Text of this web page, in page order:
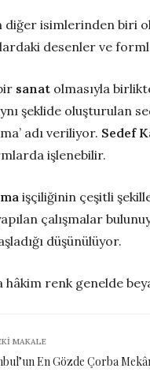
diğer isimlerinden biri
desenler ve
sanat olmasıyla
şeklide oluşturulan
adı veriliyor. Sedef
işlenebilir.
işçiliğinin çeşitli
çalışmalar
düşünülüyor.
hâkim renk genelde
MAKALE
En Gözde Çorba